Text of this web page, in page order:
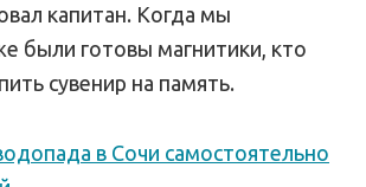
капитан. Когда мы
были готовы магнитики, кто
сувенир на память.
в Сочи самостоятельно